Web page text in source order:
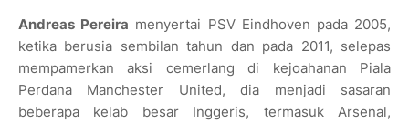
Andreas Pereira menyertai PSV Eindhoven pada 2005,
ketika berusia sembilan tahun dan pada 2011, selepas
mempamerkan aksi cemerlang di kejoahanan Piala
Perdana Manchester United, dia menjadi sasaran
beberapa kelab besar Inggeris, termasuk Arsenal,